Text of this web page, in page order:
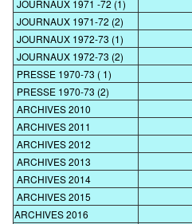
JOURNAUX 1971 -72 (1)
JOURNAUX 1971-72 (2)
JOURNAUX 1972-73 (1)
JOURNAUX 1972-73 (2)
PRESSE 1970-73 ( 1)
PRESSE 1970-73 (2)
ARCHIVES 2010
ARCHIVES 2011
ARCHIVES 2012
ARCHIVES 2013
ARCHIVES 2014
ARCHIVES 2015
ARCHIVES 2016